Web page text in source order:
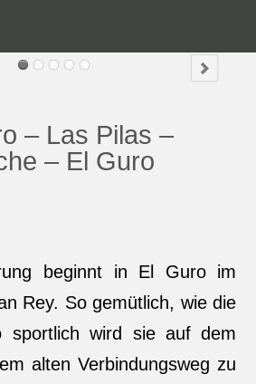
– Las Pilas –
– El Guro
beginnt in El Guro im
Rey. So gemütlich, wie die
sportlich wird sie auf dem
alten Verbindungsweg zu